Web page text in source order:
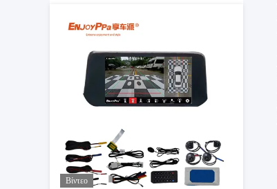
Βίντεο